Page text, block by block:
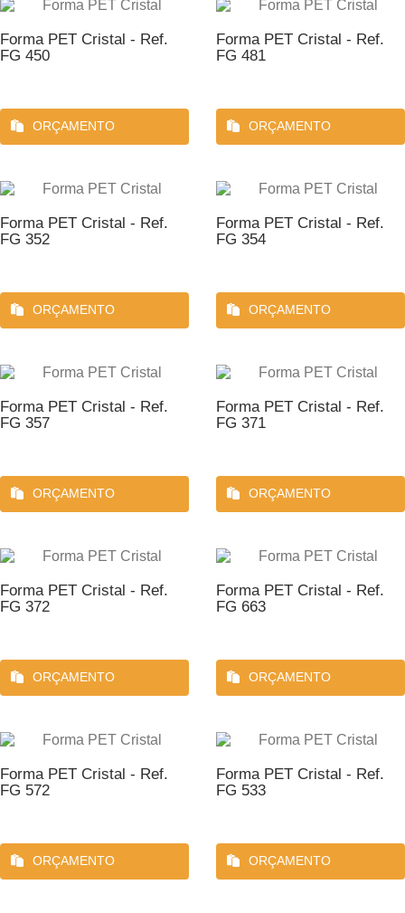
Forma PET Cristal - Ref.
FG 450
ORÇAMENTO
Forma PET Cristal - Ref.
FG 481
ORÇAMENTO
Forma PET Cristal - Ref.
FG 352
ORÇAMENTO
Forma PET Cristal - Ref.
FG 354
ORÇAMENTO
Forma PET Cristal - Ref.
FG 357
ORÇAMENTO
Forma PET Cristal - Ref.
FG 371
ORÇAMENTO
Forma PET Cristal - Ref.
FG 372
ORÇAMENTO
Forma PET Cristal - Ref.
FG 663
ORÇAMENTO
Forma PET Cristal - Ref.
FG 572
ORÇAMENTO
Forma PET Cristal - Ref.
FG 533
ORÇAMENTO